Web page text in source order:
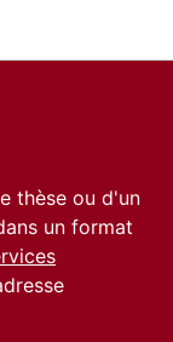
thèse ou d'un
un format